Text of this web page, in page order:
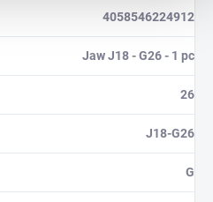
4058546224912
Jaw J18 - G26 - 1 pc
26
J18-G26
G